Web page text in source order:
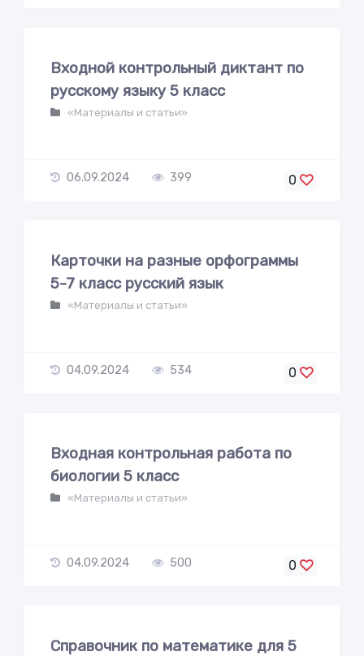
Входной контрольный диктант по
русскому языку 5 класс
«Материалы и статьи»
06.09.2024 399 0
Карточки на разные орфограммы
5-7 класс русский язык
«Материалы и статьи»
04.09.2024 534 0
Входная контрольная работа по
биологии 5 класс
«Материалы и статьи»
04.09.2024 500 0
Справочник по математике для 5